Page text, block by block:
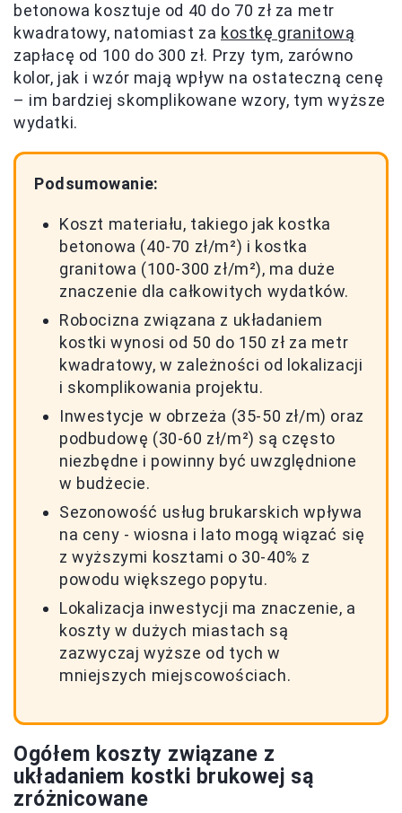
betonowa kosztuje od 40 do 70 zł za metr
kwadratowy, natomiast za kostkę granitową
zapłacę od 100 do 300 zł. Przy tym, zarówno
kolor, jak i wzór mają wpływ na ostateczną cenę
– im bardziej skomplikowane wzory, tym wyższe
wydatki.
Podsumowanie:
Koszt materiału, takiego jak kostka
betonowa (40-70 zł/m²) i kostka
granitowa (100-300 zł/m²), ma duże
znaczenie dla całkowitych wydatków.
Robocizna związana z układaniem
kostki wynosi od 50 do 150 zł za metr
kwadratowy, w zależności od lokalizacji
i skomplikowania projektu.
Inwestycje w obrzeża (35-50 zł/m) oraz
podbudowę (30-60 zł/m²) są często
niezbędne i powinny być uwzględnione
w budżecie.
Sezonowość usług brukarskich wpływa
na ceny - wiosna i lato mogą wiązać się
z wyższymi kosztami o 30-40% z
powodu większego popytu.
Lokalizacja inwestycji ma znaczenie, a
koszty w dużych miastach są
zazwyczaj wyższe od tych w
mniejszych miejscowościach.
Ogółem koszty związane z
układaniem kostki brukowej są
zróżnicowane